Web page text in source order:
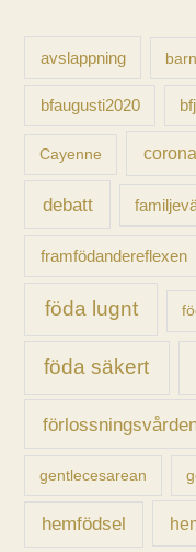
avslappning
bfaugusti2020
Cayenne corona
debatt
framfödandereflexen
föda lugnt
föda säkert
gentlecesarean
hemfödsel